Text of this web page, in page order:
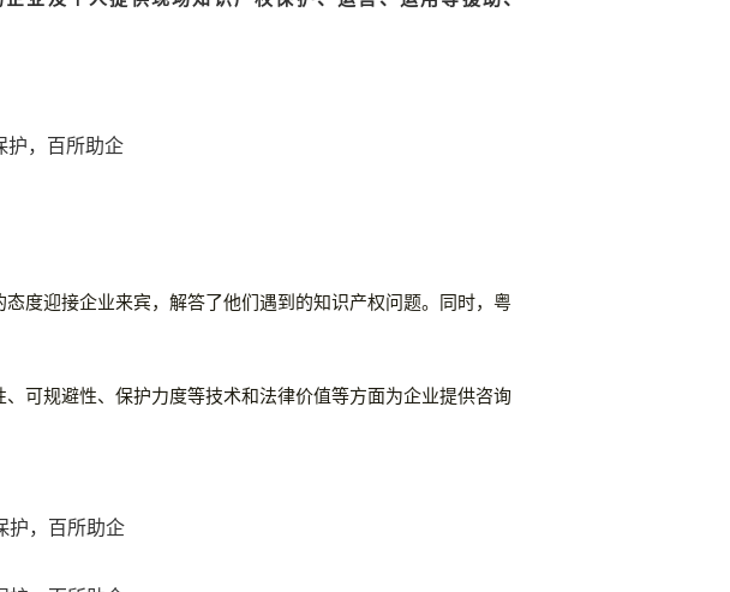
度迎接企业来宾，解答了他们遇到的知识产权问题。同时，粤
可规避性、保护力度等技术和法律价值等方面为企业提供咨询